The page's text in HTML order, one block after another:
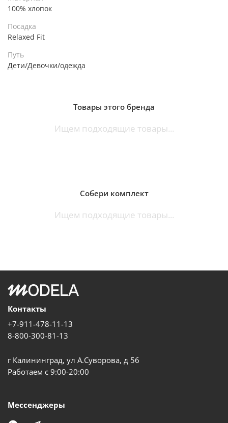
100% хлопок
Посадка
Relaxed Fit
Путь
Дети/Девочки/одежда
Товары этого бренда
Ищем подходящие товары...
Собери комплект
Ищем подходящие товары...
Контакты
+7-911-478-11-13
8-800-300-81-13
г Калининград, ул А.Суворова, д 56
Работаем с 9:00-20:00
Мессенджеры